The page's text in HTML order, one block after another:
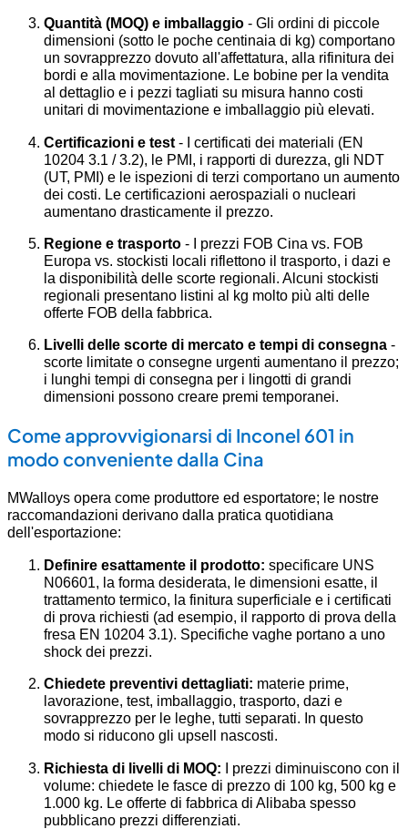
Quantità (MOQ) e imballaggio - Gli ordini di piccole
dimensioni (sotto le poche centinaia di kg) comportano
un sovrapprezzo dovuto all'affettatura, alla rifinitura dei
bordi e alla movimentazione. Le bobine per la vendita
al dettaglio e i pezzi tagliati su misura hanno costi
unitari di movimentazione e imballaggio più elevati.
Certificazioni e test - I certificati dei materiali (EN
10204 3.1 / 3.2), le PMI, i rapporti di durezza, gli NDT
(UT, PMI) e le ispezioni di terzi comportano un aumento
dei costi. Le certificazioni aerospaziali o nucleari
aumentano drasticamente il prezzo.
Regione e trasporto - I prezzi FOB Cina vs. FOB
Europa vs. stockisti locali riflettono il trasporto, i dazi e
la disponibilità delle scorte regionali. Alcuni stockisti
regionali presentano listini al kg molto più alti delle
offerte FOB della fabbrica.
Livelli delle scorte di mercato e tempi di consegna -
scorte limitate o consegne urgenti aumentano il prezzo;
i lunghi tempi di consegna per i lingotti di grandi
dimensioni possono creare premi temporanei.
Come approvvigionarsi di Inconel 601 in
modo conveniente dalla Cina
MWalloys opera come produttore ed esportatore; le nostre
raccomandazioni derivano dalla pratica quotidiana
dell'esportazione:
Definire esattamente il prodotto: specificare UNS
N06601, la forma desiderata, le dimensioni esatte, il
trattamento termico, la finitura superficiale e i certificati
di prova richiesti (ad esempio, il rapporto di prova della
fresa EN 10204 3.1). Specifiche vaghe portano a uno
shock dei prezzi.
Chiedete preventivi dettagliati: materie prime,
lavorazione, test, imballaggio, trasporto, dazi e
sovrapprezzo per le leghe, tutti separati. In questo
modo si riducono gli upsell nascosti.
Richiesta di livelli di MOQ: I prezzi diminuiscono con il
volume: chiedete le fasce di prezzo di 100 kg, 500 kg e
1.000 kg. Le offerte di fabbrica di Alibaba spesso
pubblicano prezzi differenziati.